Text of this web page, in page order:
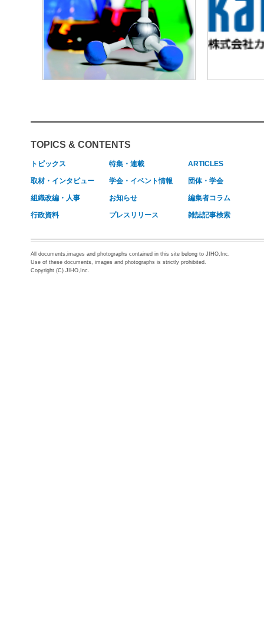
TOPICS & CONTENTS
トピックス 特集・連載 ARTICLES
取材・インタビュー 学会・イベント情報 団体・学会
組織改編・人事 お知らせ 編集者コラム
行政資料 プレスリリース 雑誌記事検索
All documents,images and photographs contained in this site belong to JIHO,Inc.
Use of these documents, images and photographs is strictly prohibited.
Copyright (C) JIHO,Inc.